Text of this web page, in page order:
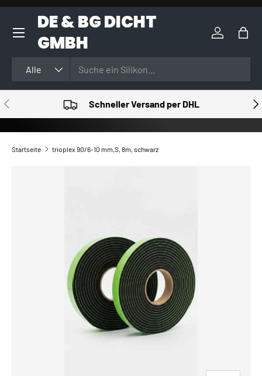
DIREKT ZUM INHALT
DE & BG DICHT
GMBH
Alle
Einloggen
VORHERIGE Schneller Versand per DHL
Startseite trioplex 90/6-10 mm,S, 8m, schwarz